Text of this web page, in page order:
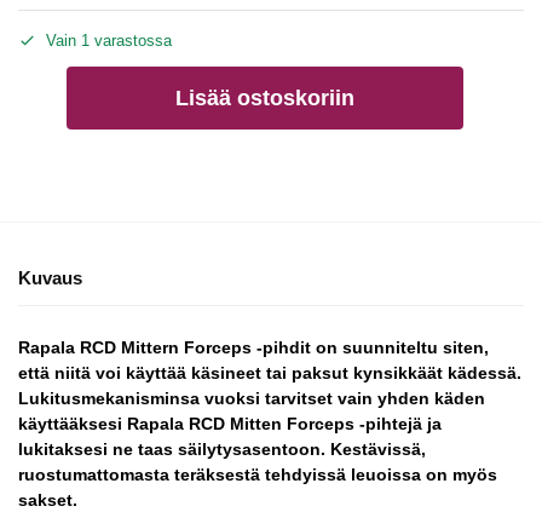
Vain 1 varastossa
Lisää ostoskoriin
Kuvaus
Rapala RCD Mittern Forceps -pihdit on suunniteltu siten,
että niitä voi käyttää käsineet tai paksut kynsikkäät kädessä.
Lukitusmekanisminsa vuoksi tarvitset vain yhden käden
käyttääksesi Rapala RCD Mitten Forceps -pihtejä ja
lukitaksesi ne taas säilytysasentoon. Kestävissä,
ruostumattomasta teräksestä tehdyissä leuoissa on myös
sakset.